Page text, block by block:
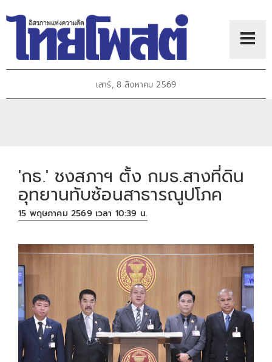
เสาร์, 8 สิงหาคม 2569
'กธ.' ชงสภาฯ ตั้ง กมธ.สางที่ดิน
อุทยานทับซ้อนสาธารณูปโภค
15 พฤษภาคม 2569 เวลา 10:39 น.